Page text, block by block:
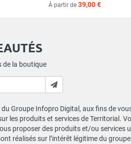
À partir de 39,00 €
de la boutique
Groupe Infopro Digital, aux fins de
les produits et services de Territorial.
proposer des produits et/ou services
réalisés sur l’intérêt légitime du